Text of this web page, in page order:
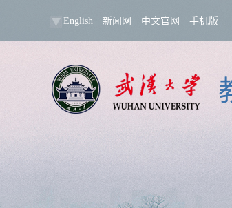
English 新闻网 中文官网 手机版